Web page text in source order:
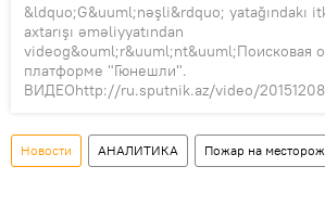
&ldquo;G&uuml;nəşli&rdquo; yatağındakı
axtarışı əməliyyatından
videog&ouml;r&uuml;nt&uuml;Поисковая
платформе "Гюнешли".
ВИДЕОhttp://ru.sputnik.az/video/
Новости АНАЛИТИКА Пожар на